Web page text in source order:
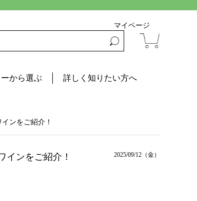
マイページ
から選ぶ 詳しく知りたい方へ
ンをご紹介！
インをご紹介！ 2025/09/12（金）